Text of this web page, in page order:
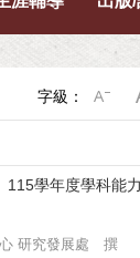
字級：
115學年度學科能
研究發展處 撰